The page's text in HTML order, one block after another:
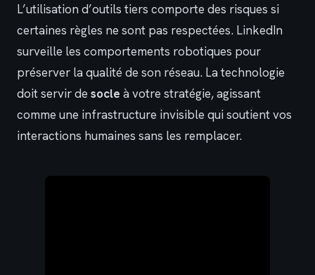
L’utilisation d’outils tiers comporte des risques si
certaines règles ne sont pas respectées. LinkedIn
surveille les comportements robotiques pour
préserver la qualité de son réseau. La technologie
doit servir de socle à votre stratégie, agissant
comme une infrastructure invisible qui soutient vos
interactions humaines sans les remplacer.